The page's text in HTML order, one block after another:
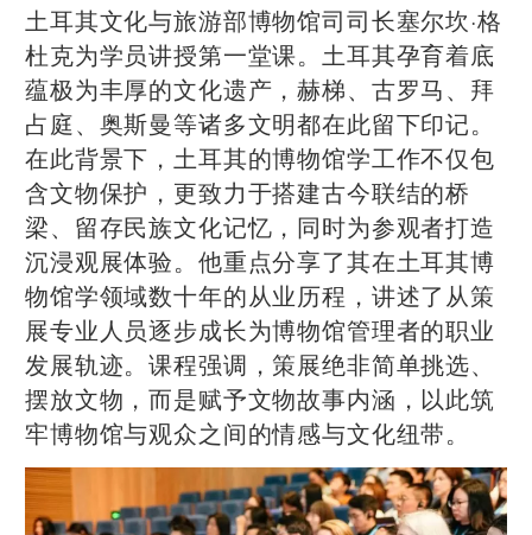
土耳其文化与旅游部博物馆司司长塞尔坎·格
杜克为学员讲授第一堂课。土耳其孕育着底
蕴极为丰厚的文化遗产，赫梯、古罗马、拜
占庭、奥斯曼等诸多文明都在此留下印记。
在此背景下，土耳其的博物馆学工作不仅包
含文物保护，更致力于搭建古今联结的桥
梁、留存民族文化记忆，同时为参观者打造
沉浸观展体验。他重点分享了其在土耳其博
物馆学领域数十年的从业历程，讲述了从策
展专业人员逐步成长为博物馆管理者的职业
发展轨迹。课程强调，策展绝非简单挑选、
摆放文物，而是赋予文物故事内涵，以此筑
牢博物馆与观众之间的情感与文化纽带。